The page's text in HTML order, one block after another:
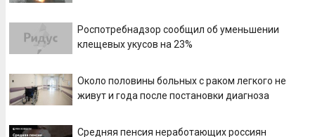
Роспотребнадзор сообщил об уменьшении
клещевых укусов на 23%
Около половины больных с раком легкого не
живут и года после постановки диагноза
Средняя пенсия неработающих россиян